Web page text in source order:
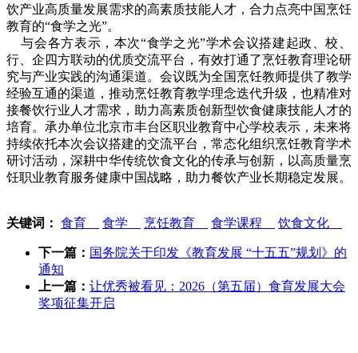
饮产业高质量发展需求的高素质技能人才，合力点亮中国烹饪
教育的“食学之光”。
与会各方表示，本次“食学之光”学术会议搭建起政、校、
行、企四方联动的优质交流平台，有效打通了烹饪教育理论研
究与产业实践的沟通渠道。会议既为全国烹饪教师提供了教学
经验互通的渠道，推动烹饪教育教学理念迭代升级，也精准对
接餐饮行业人才需求，助力高素质创新型饮食健康技能人才的
培育。承办单位北京市丰台区职业教育中心学校表示，未来将
持续依托本次会议搭建的交流平台，常态化组织烹饪教育学术
研讨活动，深耕中华传统饮食文化的传承与创新，以高质量烹
饪职业教育服务健康中国战略，助力餐饮产业长期稳定发展。
关键词： 食育 食学 烹饪教育 食学课程 饮食文化
下一篇： 国务院关于印发《教育发展 “十五五”规划》的
通知
上一篇： 让优秀被看见：2026（第五届）食育发展大会
奖项征集开启